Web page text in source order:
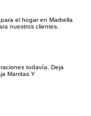
el hogar en Marbella
nuestros clientes.
todavía. Deja
Manitas Y